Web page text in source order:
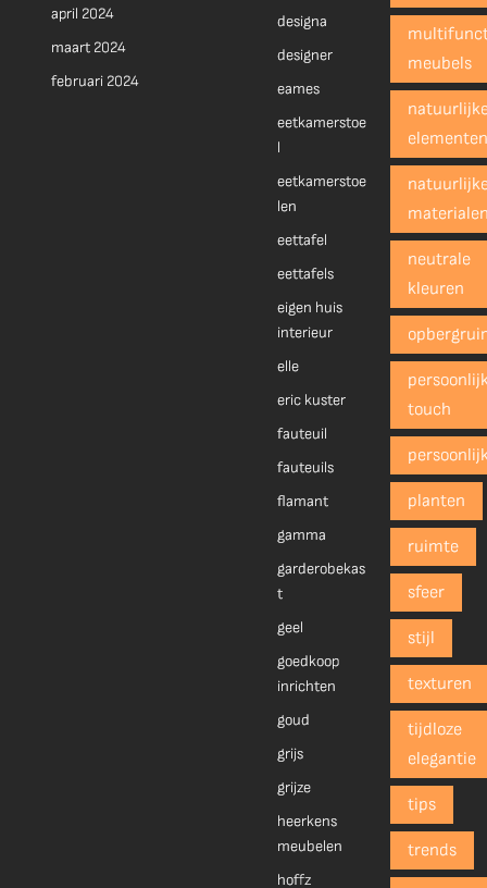
april 2024
maart 2024
februari 2024
designa
designer
eames
eetkamerstoe
l
eetkamerstoe
len
eettafel
eettafels
eigen huis
interieur
elle
eric kuster
fauteuil
fauteuils
flamant
gamma
garderobekas
t
geel
goedkoop
inrichten
goud
grijs
grijze
heerkens
meubelen
hoffz
meubels
neutrale
kleuren
touch
planten
ruimte
sfeer
stijl
texturen
tijdloze
elegantie
tips
trends